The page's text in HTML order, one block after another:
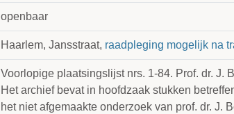
openbaar
Haarlem, Jansstraat, raadpleging mogelijk na
Voorlopige plaatsingslijst nrs. 1-84. Prof. dr. J.
Het archief bevat in hoofdzaak stukken
het niet afgemaakte onderzoek van prof. dr. J.